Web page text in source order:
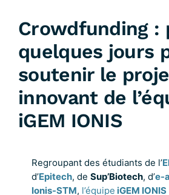
Crowdfunding :
quelques jours
soutenir le
innovant de
iGEM IONIS
Regroupant des étudiants de l’
d’Epitech, de Sup’Biotech, d’e-
Ionis-STM, l’équipe iGEM IONIS